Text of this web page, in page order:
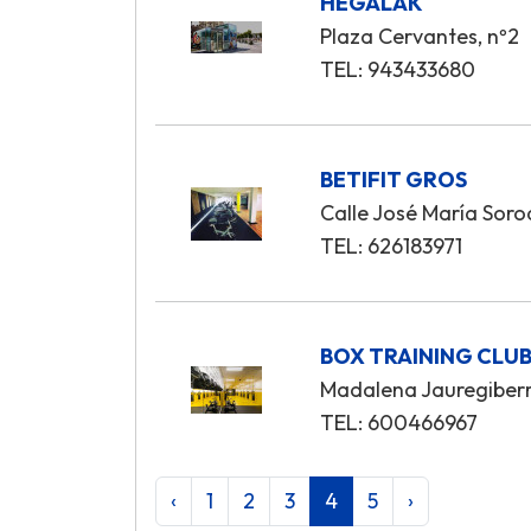
Plaza Cervantes, nº2
TEL: 943433680
BETIFIT GROS
Calle José María
TEL: 626183971
BOX TRAINING CLUB
Madalena
TEL: 600466967
‹ 1 2 3 4 5 ›